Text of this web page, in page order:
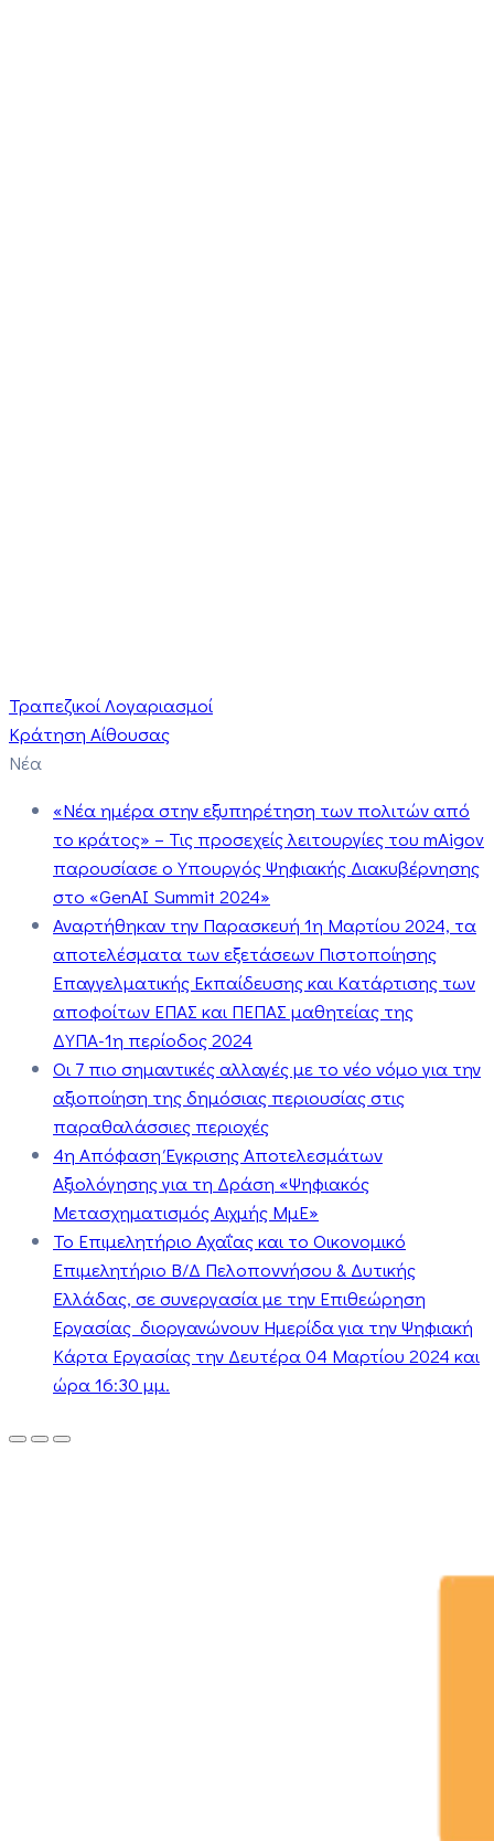
Τραπεζικοί Λογαριασμοί
Κράτηση Αίθουσας
Νέα
«Νέα ημέρα στην εξυπηρέτηση των πολιτών από
το κράτος» – Τις προσεχείς λειτουργίες του mAigov
παρουσίασε ο Υπουργός Ψηφιακής Διακυβέρνησης
στο «GenAI Summit 2024»
Αναρτήθηκαν την Παρασκευή 1η Μαρτίου 2024, τα
αποτελέσματα των εξετάσεων Πιστοποίησης
Επαγγελματικής Εκπαίδευσης και Κατάρτισης των
αποφοίτων ΕΠΑΣ και ΠΕΠΑΣ μαθητείας της
ΔΥΠΑ-1η περίοδος 2024
Οι 7 πιο σημαντικές αλλαγές με το νέο νόμο για την
αξιοποίηση της δημόσιας περιουσίας στις
παραθαλάσσιες περιοχές
4η Απόφαση Έγκρισης Αποτελεσμάτων
Αξιολόγησης για τη Δράση «Ψηφιακός
Μετασχηματισμός Αιχμής ΜμΕ»
Το Επιμελητήριο Αχαΐας και το Οικονομικό
Επιμελητήριο Β/Δ Πελοποννήσου & Δυτικής
Ελλάδας, σε συνεργασία με την Επιθεώρηση
Εργασίας διοργανώνουν Ημερίδα για την Ψηφιακή
Κάρτα Εργασίας την Δευτέρα 04 Μαρτίου 2024 και
ώρα 16:30 μμ.